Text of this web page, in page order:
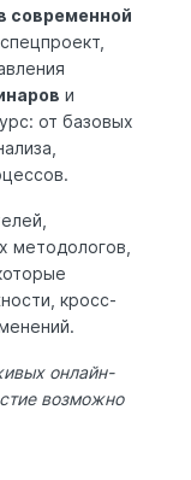
современной
и
от базовых
методологов,
кросс-
онлайн-
возможно